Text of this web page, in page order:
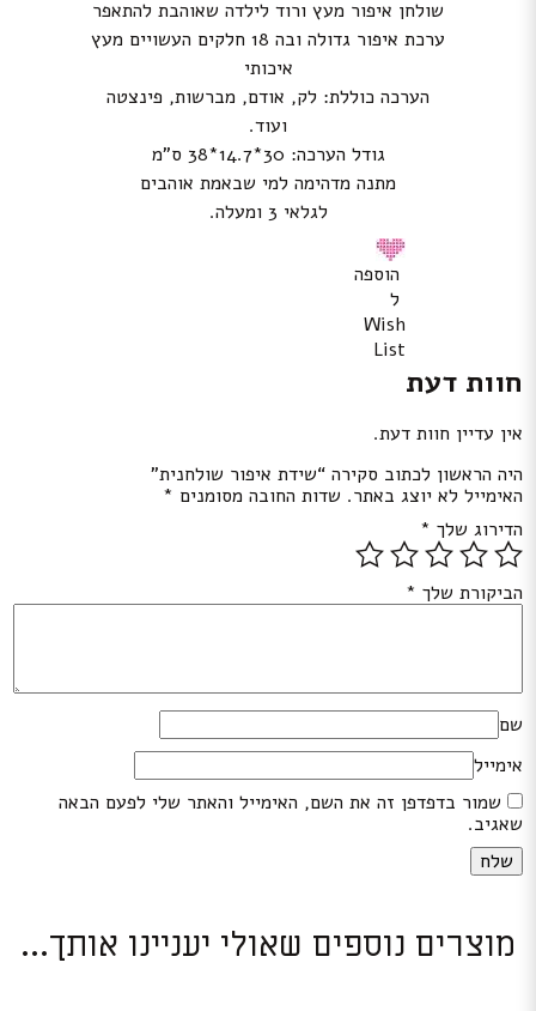
שולחן איפור מעץ ורוד לילדה שאוהבת להתאפר
ערכת איפור גדולה ובה 18 חלקים העשויים מעץ
איכותי
הערכה כוללת: לק, אודם, מברשות, פינצטה
ועוד.
גודל הערכה: 30*14.7*38 ס”מ
מתנה מדהימה למי שבאמת אוהבים
לגלאי 3 ומעלה.
הוספה
ל
Wish
List
חוות דעת
אין עדיין חוות דעת.
היה הראשון לכתוב סקירה “שידת איפור שולחנית”
האימייל לא יוצג באתר. שדות החובה מסומנים *
הדירוג שלך *
הביקורת שלך *
שם
אימייל
שמור בדפדפן זה את השם, האימייל והאתר שלי לפעם הבאה
שאגיב.
מוצרים נוספים שאולי יעניינו אותך...